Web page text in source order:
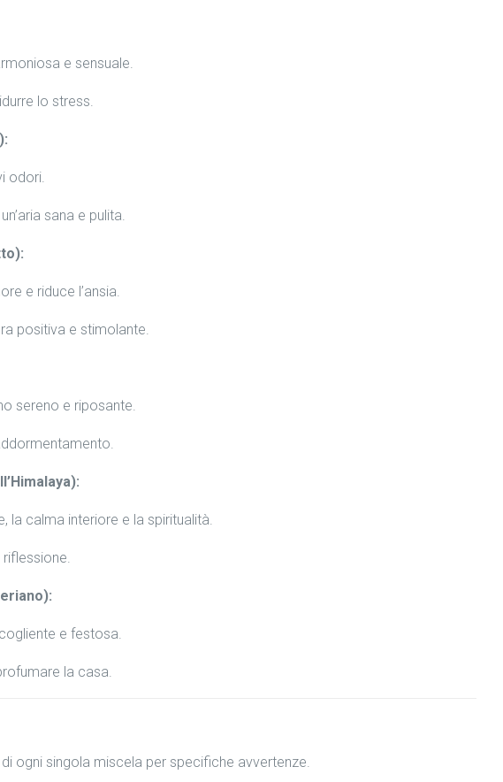
e sensuale.
lo stress.
odori.
sana e pulita.
e riduce l’ansia.
positiva e stimolante.
sereno e riposante.
la calma interiore e la spiritualità.
e festosa.
la casa.
di ogni singola miscela per specifiche avvertenze.